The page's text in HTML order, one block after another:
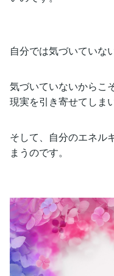
自分では気づいていな
気づいていないからこ
現実を引き寄せてしま
そして、自分のエネル
まうのです。